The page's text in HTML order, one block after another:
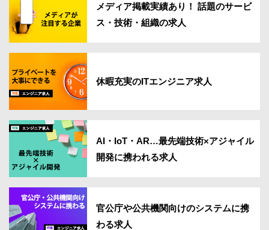
メディア掲載実績あり！ 話題のサービ
ス・技術・組織の求人
休暇充実のITエンジニア求人
AI・IoT・AR…最先端技術×アジャイル
開発に携われる求人
官公庁や公共機関向けのシステムに携
わる求人